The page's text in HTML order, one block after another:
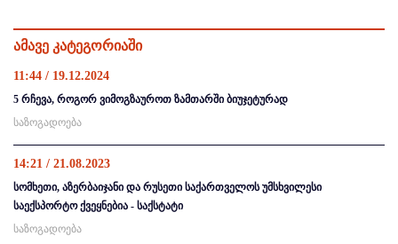
ამავე კატეგორიაში
11:44 / 19.12.2024
5 რჩევა, როგორ ვიმოგზაუროთ ზამთარში ბიუჯეტურად
საზოგადოება
14:21 / 21.08.2023
სომხეთი, აზერბაიჯანი და რუსეთი საქართველოს უმსხვილესი
საექსპორტო ქვეყნებია - საქსტატი
საზოგადოება